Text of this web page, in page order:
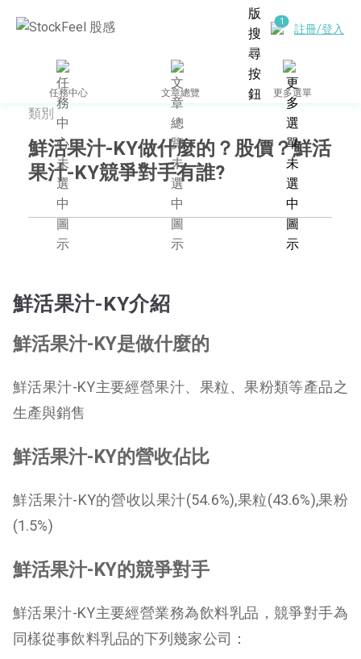
註冊/登入
任務中心 文章總覽 更多選單
類別
鮮活果汁-KY做什麼的？股價？鮮活
果汁-KY競爭對手有誰?
鮮活果汁-KY介紹
鮮活果汁-KY是做什麼的
鮮活果汁-KY主要經營果汁、果粒、果粉類等產品之
生產與銷售
鮮活果汁-KY的營收佔比
鮮活果汁-KY的營收以果汁(54.6%),果粒(43.6%),果粉
(1.5%)
鮮活果汁-KY的競爭對手
鮮活果汁-KY主要經營業務為飲料乳品，競爭對手為
同樣從事飲料乳品的下列幾家公司：